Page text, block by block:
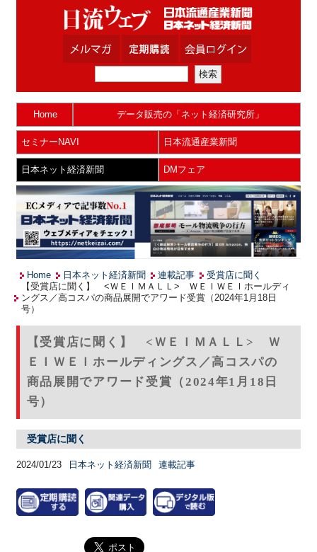
Home データ販売の「ネット経済研究所」
セミナーNAVI 日本流通産業新聞
日本ネット経済新聞 DMフェア
Home 日本ネット経済新聞 連載記事
受賞店に聞く
【受賞店に聞く】 <ＷＥＩＭＡＬＬ> ＷＥＩＷＥＩホールディ
ングス／高コスパの商品展開でアワード受賞（2024年1月18日
号）
【受賞店に聞く】 <ＷＥＩＭＡＬＬ> Ｗ
ＥＩＷＥＩホールディングス／高コスパの
商品展開でアワード受賞（2024年1月18日
号）
受賞店に聞く
2024/01/23 日本ネット経済新聞 連載記事